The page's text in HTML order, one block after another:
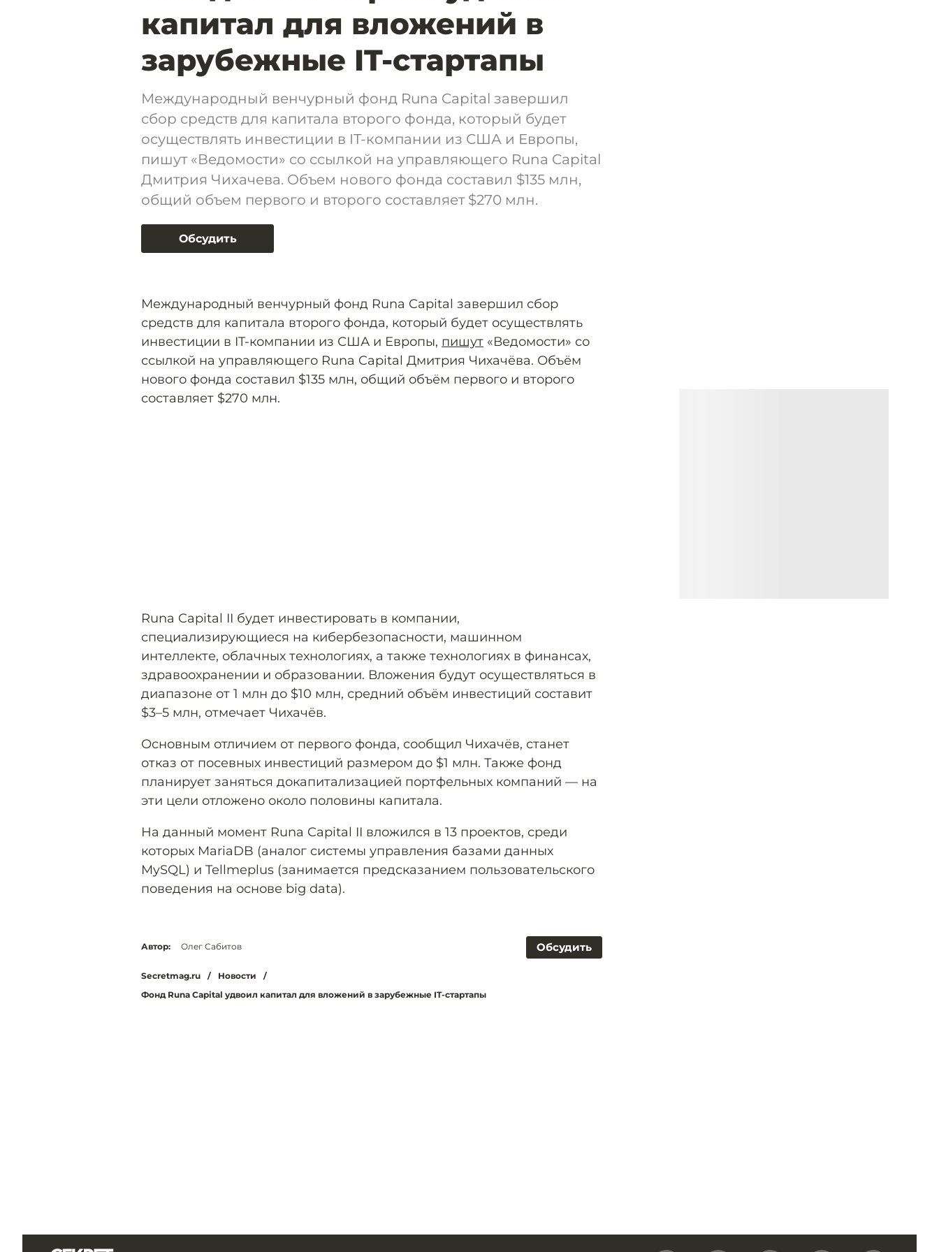
капитал для вложений в
зарубежные IT-стартапы
Международный венчурный фонд Runa Capital завершил
сбор средств для капитала второго фонда, который будет
осуществлять инвестиции в IT-компании из США и Европы,
пишут «Ведомости» со ссылкой на управляющего Runa Capital
Дмитрия Чихачева. Объем нового фонда составил $135 млн,
общий объем первого и второго составляет $270 млн.
Обсудить
Международный венчурный фонд Runa Capital завершил сбор
средств для капитала второго фонда, который будет осуществлять
инвестиции в IT-компании из США и Европы, пишут «Ведомости» со
ссылкой на управляющего Runa Capital Дмитрия Чихачёва. Объём
нового фонда составил $135 млн, общий объём первого и второго
составляет $270 млн.
Runa Capital II будет инвестировать в компании,
специализирующиеся на кибербезопасности, машинном
интеллекте, облачных технологиях, а также технологиях в финансах,
здравоохранении и образовании. Вложения будут осуществляться в
диапазоне от 1 млн до $10 млн, средний объём инвестиций составит
$3–5 млн, отмечает Чихачёв.
Основным отличием от первого фонда, сообщил Чихачёв, станет
отказ от посевных инвестиций размером до $1 млн. Также фонд
планирует заняться докапитализацией портфельных компаний — на
эти цели отложено около половины капитала.
На данный момент Runa Capital II вложился в 13 проектов, среди
которых MariaDB (аналог системы управления базами данных
MySQL) и Tellmeplus (занимается предсказанием пользовательского
поведения на основе big data).
Обсудить
Автор: Олег Сабитов
Secretmag.ru / Новости
/
Фонд Runa Capital удвоил капитал для вложений в зарубежные IT-стартапы